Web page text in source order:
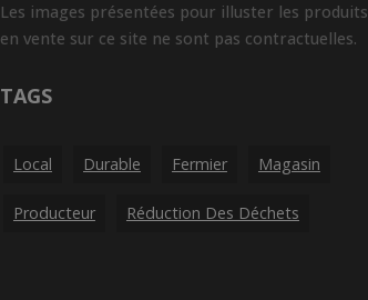
Les images présentées pour illuster les produits
en vente sur ce site ne sont pas contractuelles.
TAGS
Local Durable Fermier Magasin
Producteur Réduction Des Déchets